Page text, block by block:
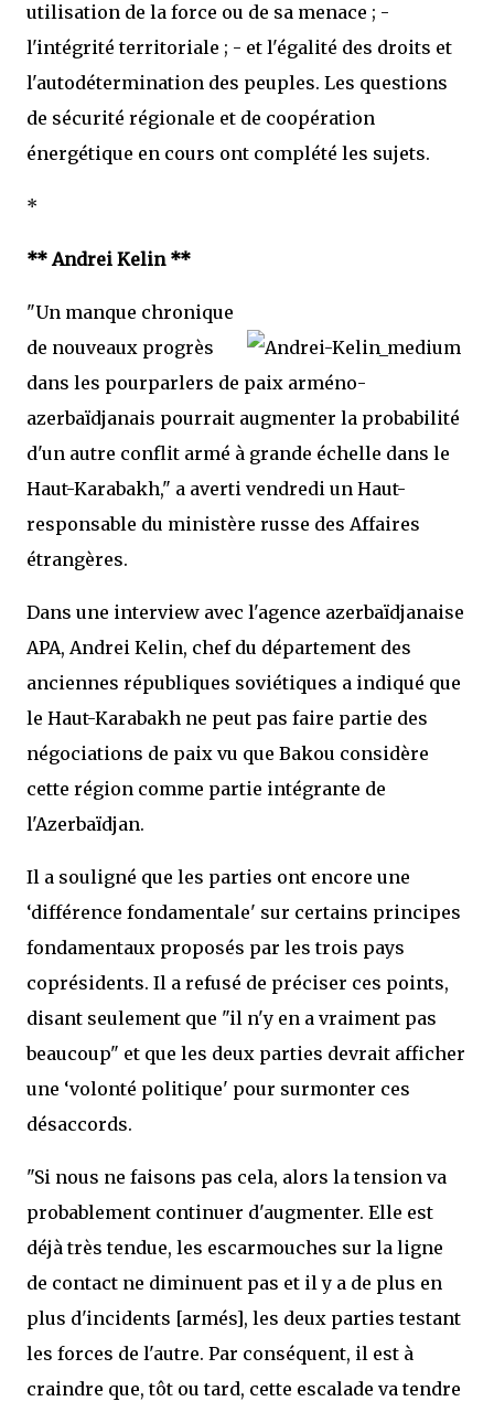
utilisation de la force ou de sa menace ; -
l'intégrité territoriale ; - et l'égalité des droits et
l'autodétermination des peuples. Les questions
de sécurité régionale et de coopération
énergétique en cours ont complété les sujets.
*
** Andrei Kelin **
"Un manque chronique
de nouveaux progrès
dans les pourparlers de paix arméno-
azerbaïdjanais pourrait augmenter la probabilité
d'un autre conflit armé à grande échelle dans le
Haut-Karabakh," a averti vendredi un Haut-
responsable du ministère russe des Affaires
étrangères.
Dans une interview avec l'agence azerbaïdjanaise
APA, Andrei Kelin, chef du département des
anciennes républiques soviétiques a indiqué que
le Haut-Karabakh ne peut pas faire partie des
négociations de paix vu que Bakou considère
cette région comme partie intégrante de
l'Azerbaïdjan.
Il a souligné que les parties ont encore une
‘différence fondamentale' sur certains principes
fondamentaux proposés par les trois pays
coprésidents. Il a refusé de préciser ces points,
disant seulement que "il n'y en a vraiment pas
beaucoup" et que les deux parties devrait afficher
une ‘volonté politique' pour surmonter ces
désaccords.
"Si nous ne faisons pas cela, alors la tension va
probablement continuer d'augmenter. Elle est
déjà très tendue, les escarmouches sur la ligne
de contact ne diminuent pas et il y a de plus en
plus d'incidents [armés], les deux parties testant
les forces de l'autre. Par conséquent, il est à
craindre que, tôt ou tard, cette escalade va tendre